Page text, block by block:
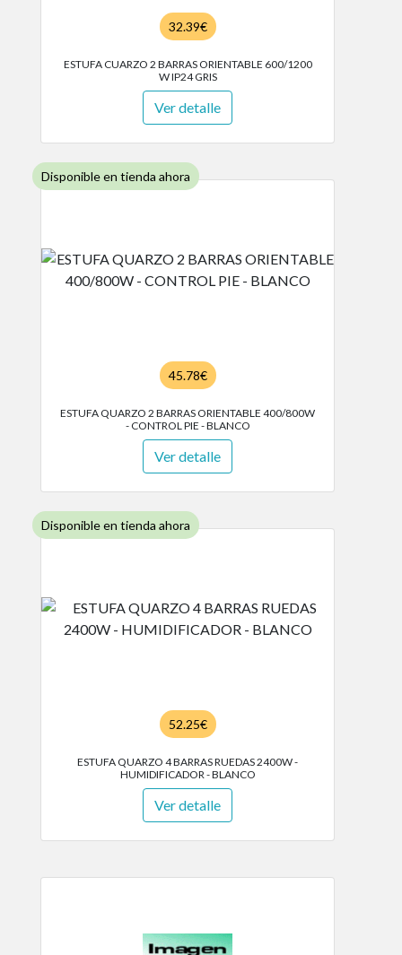
32.39€
ESTUFA CUARZO 2 BARRAS ORIENTABLE 600/1200
W IP24 GRIS
Ver detalle
Disponible en tienda ahora
45.78€
ESTUFA QUARZO 2 BARRAS ORIENTABLE 400/800W
- CONTROL PIE - BLANCO
Ver detalle
Disponible en tienda ahora
52.25€
ESTUFA QUARZO 4 BARRAS RUEDAS 2400W -
HUMIDIFICADOR - BLANCO
Ver detalle